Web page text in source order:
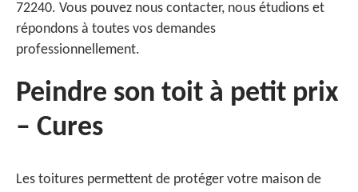
72240. Vous pouvez nous contacter, nous étudions et
répondons à toutes vos demandes
professionnellement.
Peindre son toit à petit prix
– Cures
Les toitures permettent de protéger votre maison de